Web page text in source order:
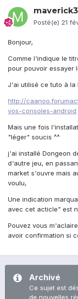
Posté(e) 21
Bonjour,
Comme l'indique le
pour pouvoir essayer
J'ai utilisé ce tuto à
http://
vos-consoles-android
Mais une fois
"léger" soucis ^^
j'ai installé Dongeon
d'autre jeu, en
market s'ouvre mais
voulu,
Une indication
avec cet acticle" est
Pouvez vous
avoir confirmation si
Archivé
Ce sujet est
de nouvelles